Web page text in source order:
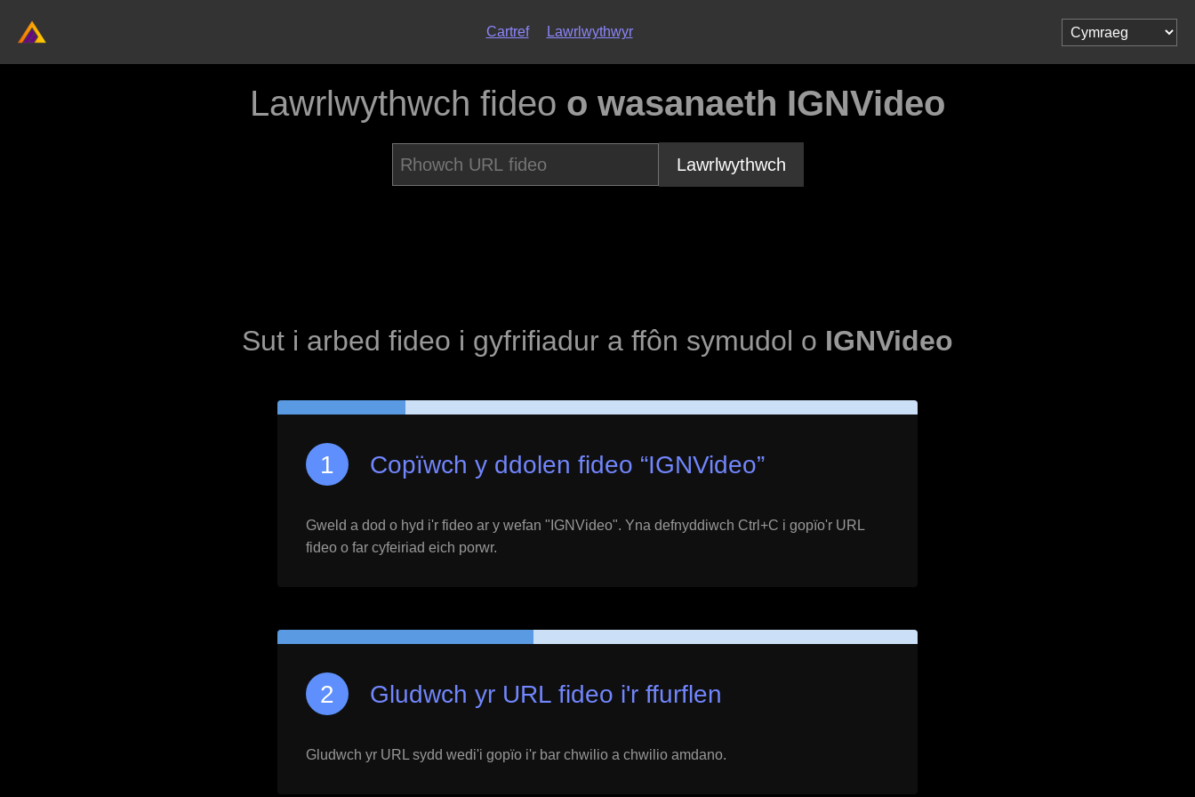
Cartref Lawrlwythwyr
Lawrlwythwch fideo o wasanaeth IGNVideo
Lawrlwythwch
Sut i arbed fideo i gyfrifiadur a ffôn symudol o IGNVideo
Copïwch y ddolen fideo “IGNVideo”
Gweld a dod o hyd i'r fideo ar y wefan " IGNVideo". Yna defnyddiwch Ctrl+C i gopïo'r URL
fideo o far cyfeiriad eich porwr.
Gludwch yr URL fideo i'r ffurflen
Gludwch yr URL sydd wedi'i gopïo i'r bar chwilio a chwilio amdano.